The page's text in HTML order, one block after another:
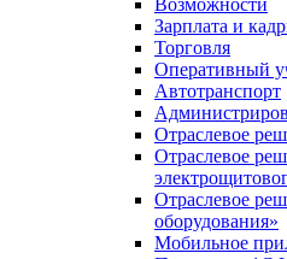
Возможности
Зарплата и
Торговля
Оперативный
Автотранспорт
Отраслевое
Отраслевое
Отраслевое
оборудования»
Мобильное